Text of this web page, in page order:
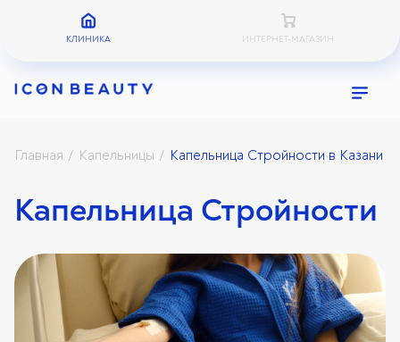
КЛИНИКА ИНТЕРНЕТ-МАГАЗИН
Главная / Капельницы / Капельница Стройности в Казани
Капельница Стройности